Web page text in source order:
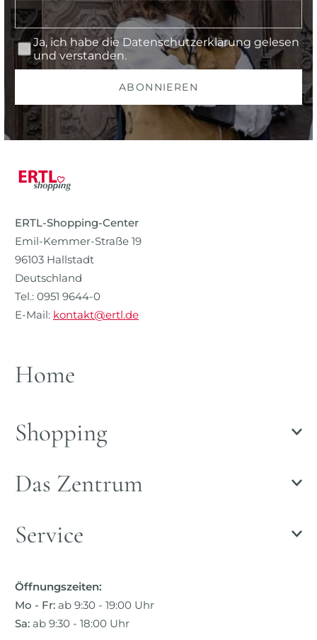
Ja, ich habe die Datenschutzerklärung gelesen
und verstanden.
ABONNIEREN
ERTL-Shopping-Center
Emil-Kemmer-Straße 19
96103 Hallstadt
Deutschland
Tel.: 0951 9644-0
E-Mail: kontakt@ertl.de
Home
Shopping
Das Zentrum
Service
Öffnungszeiten:
Mo - Fr: ab 9:30 - 19:00 Uhr
Sa: ab 9:30 - 18:00 Uhr